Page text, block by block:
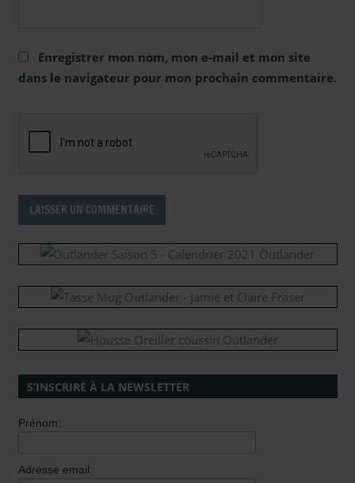
Enregistrer mon nom, mon e-mail et mon site
dans le navigateur pour mon prochain commentaire.
S’INSCRIRE À LA NEWSLETTER
Prénom:
Adresse email: